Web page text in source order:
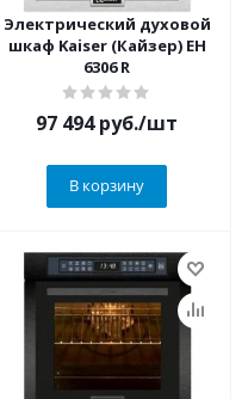
Электрический духовой
шкаф Kaiser (Кайзер) EH
6306 R
97 494руб./шт
В корзину